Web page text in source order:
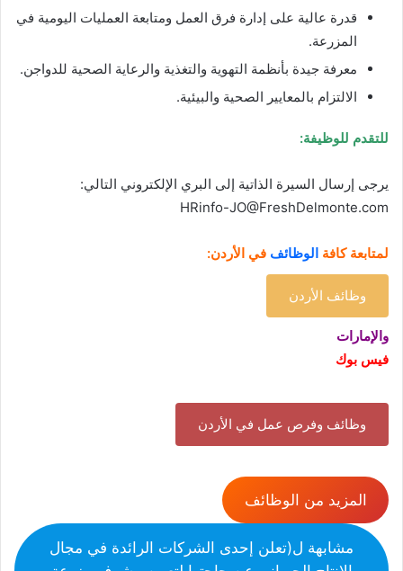
قدرة عالية على إدارة فرق العمل ومتابعة العمليات اليومية في
المزرعة.
معرفة جيدة بأنظمة التهوية والتغذية والرعاية الصحية للدواجن.
الالتزام بالمعايير الصحية والبيئية.
للتقدم للوظيفة:
:يرجى إرسال السيرة الذاتية إلى البري الإلكتروني التالي
HRinfo-JO@FreshDelmonte.com
لمتابعة كافة الوظائف في الأردن:
وظائف الأردن
والإمارات
فيس بوك
وظائف وفرص عمل في الأردن
المزيد من الوظائف
مشابهة ل(تعلن إحدى الشركات الرائدة في مجال